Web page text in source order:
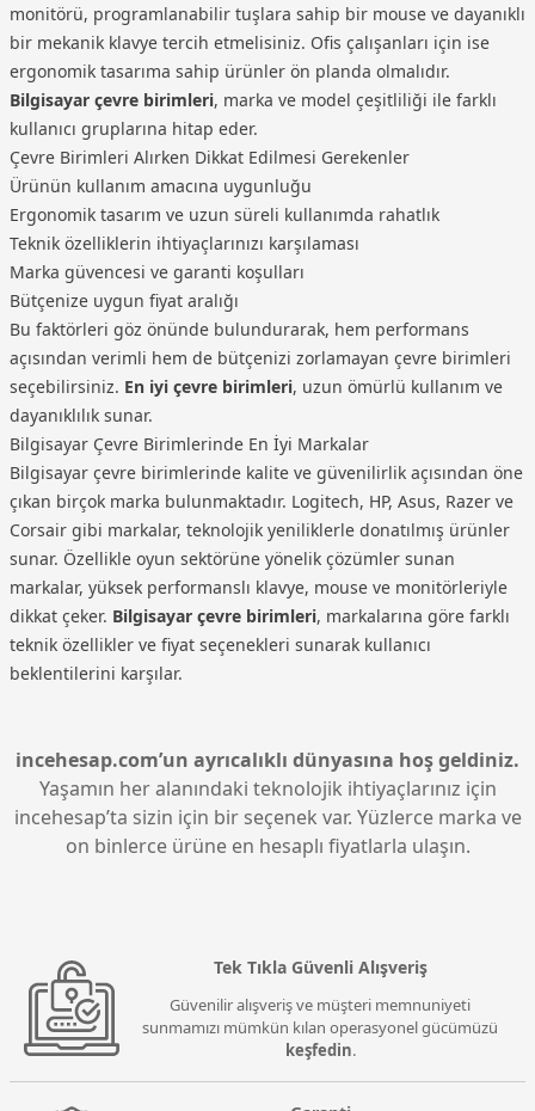
monitörü, programlanabilir tuşlara sahip bir mouse ve dayanıklı
bir mekanik klavye tercih etmelisiniz. Ofis çalışanları için ise
ergonomik tasarıma sahip ürünler ön planda olmalıdır.
Bilgisayar çevre birimleri, marka ve model çeşitliliği ile farklı
kullanıcı gruplarına hitap eder.
Çevre Birimleri Alırken Dikkat Edilmesi Gerekenler
Ürünün kullanım amacına uygunluğu
Ergonomik tasarım ve uzun süreli kullanımda rahatlık
Teknik özelliklerin ihtiyaçlarınızı karşılaması
Marka güvencesi ve garanti koşulları
Bütçenize uygun fiyat aralığı
Bu faktörleri göz önünde bulundurarak, hem performans
açısından verimli hem de bütçenizi zorlamayan çevre birimleri
seçebilirsiniz. En iyi çevre birimleri, uzun ömürlü kullanım ve
dayanıklılık sunar.
Bilgisayar Çevre Birimlerinde En İyi Markalar
Bilgisayar çevre birimlerinde kalite ve güvenilirlik açısından öne
çıkan birçok marka bulunmaktadır. Logitech, HP, Asus, Razer ve
Corsair gibi markalar, teknolojik yeniliklerle donatılmış ürünler
sunar. Özellikle oyun sektörüne yönelik çözümler sunan
markalar, yüksek performanslı klavye, mouse ve monitörleriyle
dikkat çeker. Bilgisayar çevre birimleri, markalarına göre farklı
teknik özellikler ve fiyat seçenekleri sunarak kullanıcı
beklentilerini karşılar.
incehesap.com’un ayrıcalıklı dünyasına hoş geldiniz.
Yaşamın her alanındaki teknolojik ihtiyaçlarınız için
incehesap’ta sizin için bir seçenek var. Yüzlerce marka ve
on binlerce ürüne en hesaplı fiyatlarla ulaşın.
Tek Tıkla Güvenli Alışveriş
Güvenilir alışveriş ve müşteri memnuniyeti
sunmamızı mümkün kılan operasyonel gücümüzü
keşfedin.